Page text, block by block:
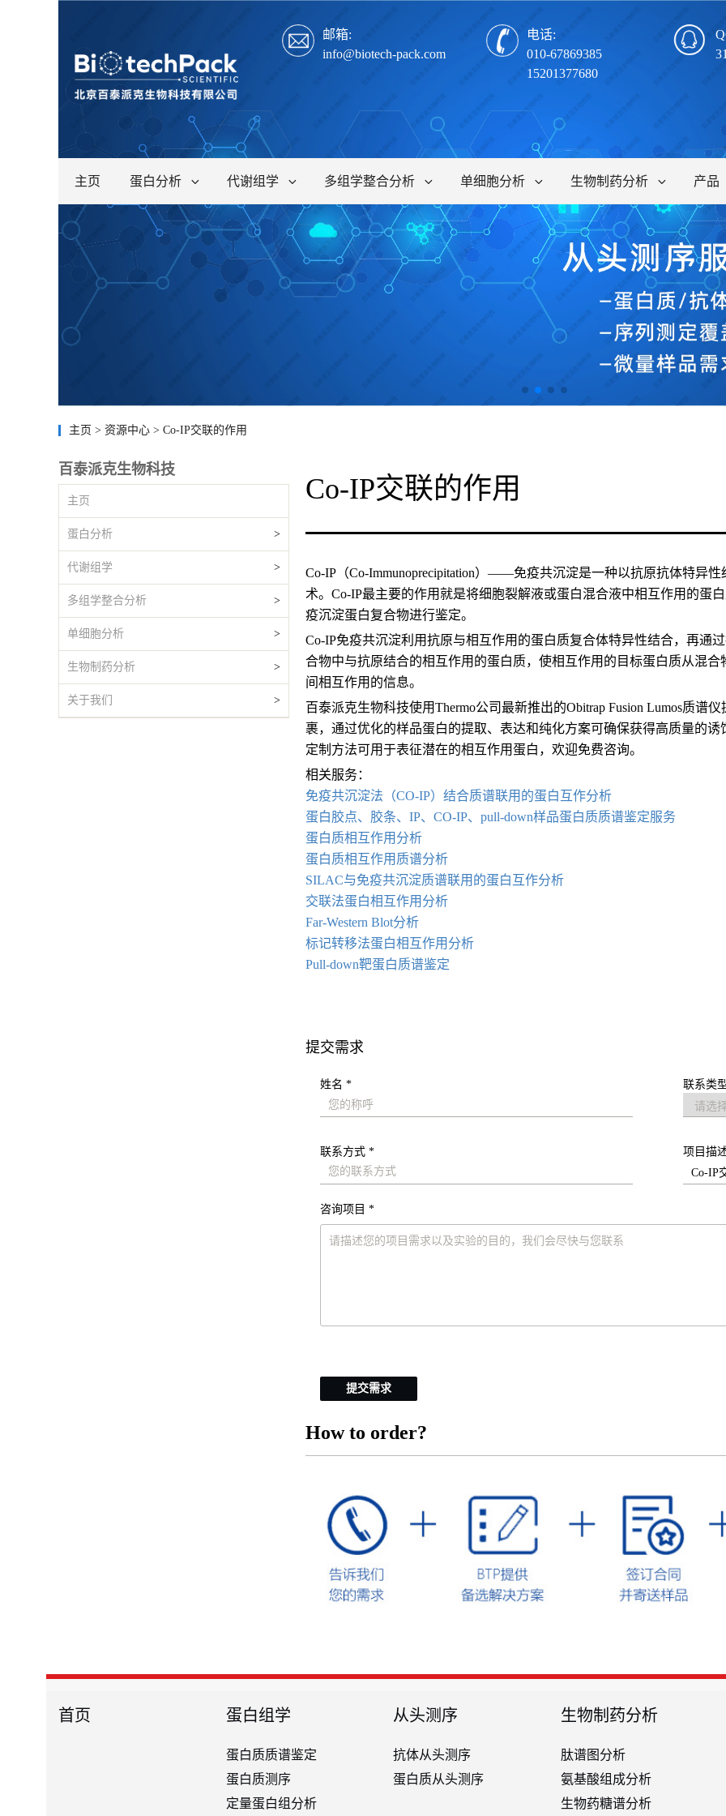
邮箱:
info@biotech-pack.com
电话:
010-67869385
15201377680
主页 蛋白分析 代谢组学 多组学整合分析 单细胞分析 生物制药分析 产品
主页 > 资源中心 > Co-IP交联的作用
百泰派克生物科技
主页
蛋白分析 >
代谢组学 >
多组学整合分析 >
单细胞分析 >
生物制药分析 >
关于我们 >
Co-IP交联的作用
Co-IP（Co-Immunoprecipitation）——免疫共沉淀是一种以抗原抗体特异
术。Co-IP最主要的作用就是将细胞裂解液或蛋白混合液中相互作用的蛋
疫沉淀蛋白复合物进行鉴定。
Co-IP免疫共沉淀利用抗原与相互作用的蛋白质复合体特异性结合，再通
合物中与抗原结合的相互作用的蛋白质，使相互作用的目标蛋白质从混
间相互作用的信息。
百泰派克生物科技使用Thermo公司最新推出的Obitrap Fusion Lumos质谱
裹，通过优化的样品蛋白的提取、表达和纯化方案可确保获得高质量的
定制方法可用于表征潜在的相互作用蛋白，欢迎免费咨询。
相关服务：
免疫共沉淀法（CO-IP）结合质谱联用的蛋白互作分析
蛋白胶点、胶条、IP、CO-IP、pull-down样品蛋白质质谱鉴定服务
蛋白质相互作用分析
蛋白质相互作用质谱分析
SILAC与免疫共沉淀质谱联用的蛋白互作分析
交联法蛋白相互作用分析
Far-Western Blot分析
标记转移法蛋白相互作用分析
Pull-down靶蛋白质谱鉴定
提交需求
姓名 * 联系类
联系方式 * 项目描
咨询项目 *
提交需求
How to order?
首页 蛋白组学
蛋白质质谱鉴定
蛋白质测序
定量蛋白组分析
从头测序
抗体从头测序
蛋白质从头测序
生物制药分析
肽谱图分析
氨基酸组成分析
生物药糖谱分析